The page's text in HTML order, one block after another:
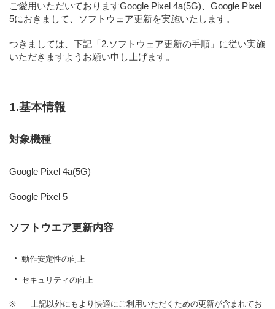
ご愛用いただいておりますGoogle Pixel 4a(5G)、Google Pixel
5におきまして、ソフトウェア更新を実施いたします。
つきましては、下記 「2.ソフトウェア更新の手順」 に従い実施
いただきますようお願い申し上げます。
1.基本情報
対象機種
Google Pixel 4a(5G)
Google Pixel 5
ソフトウエア更新内容
動作安定性の向上
セキュリティの向上
※
上記以外にもより快適にご利用いただくための更新が含まれてお